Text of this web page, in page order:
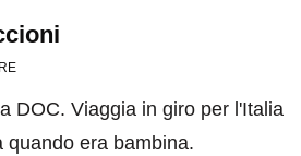
DOC. Viaggia in giro per l'Italia
quando era bambina.